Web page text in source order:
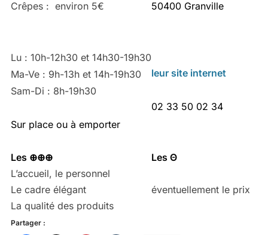
Crêpes : environ 5€
Lu : 10h-12h30 et 14h30-19h30
Ma-Ve : 9h-13h et 14h-19h30
Sam-Di : 8h-19h30
Sur place ou à emporter
50400 Granville
leur site internet
02 33 50 02 34
Les ⊕⊕⊕
Les Θ
L’accueil, le personnel
Le cadre élégant
La qualité des produits
éventuellement le prix
Partager :